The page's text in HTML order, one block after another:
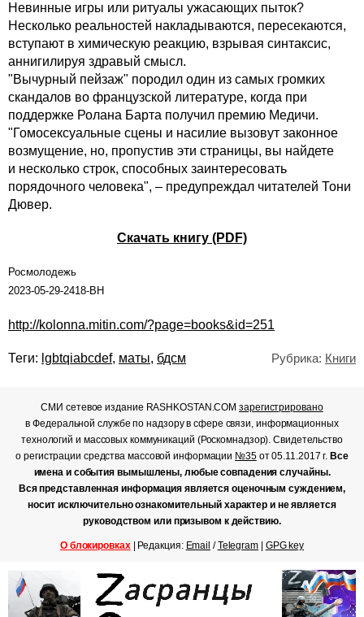
Невинные игры или ритуалы ужасающих пыток?
Несколько реальностей накладываются, пересекаются,
вступают в химическую реакцию, взрывая синтаксис,
аннигилируя здравый смысл.
"Вычурный пейзаж" породил один из самых громких
скандалов во французской литературе, когда при
поддержке Ролана Барта получил премию Медичи.
"Гомосексуальные сцены и насилие вызовут законное
возмущение, но, пропустив эти страницы, вы найдете
и несколько строк, способных заинтересовать
порядочного человека", – предупреждал читателей Тони
Дювер.
Скачать книгу (PDF)
Росмолодежь
2023-05-29-2418-ВН
http://kolonna.mitin.com/?page=books&id=251
Теги: lgbtqiabcdef, маты, бдсм Рубрика: Книги
СМИ сетевое издание RASHKOSTAN.COMзарегистрировано
в Федеральной службе по надзору в сфере связи, информационных
технологий и массовых коммуникаций (Роскомнадзор). Свидетельство
о регистрации средства массовой информации №35от 05.11.2017 г. Все
имена и события вымышлены, любые совпадения случайны.
Вся представленная информация является оценочным суждением,
носит исключительно ознакомительный характер и не является
руководством или призывом к действию.
О блокировках| Редакция: Email /Telegram| GPG key